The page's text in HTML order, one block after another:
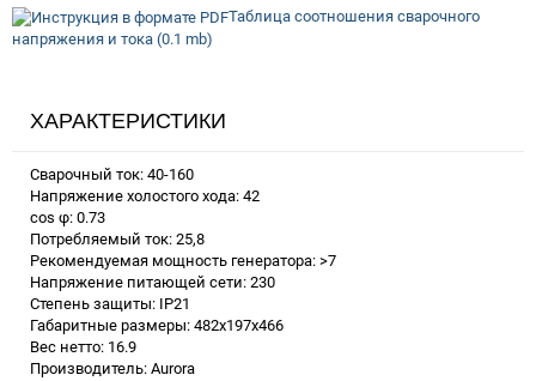
Таблица соотношения сварочного
напряжения и тока (0.1 mb)
ХАРАКТЕРИСТИКИ
Сварочный ток: 40-160
Напряжение холостого хода: 42
cos φ: 0.73
Потребляемый ток: 25,8
Рекомендуемая мощность генератора: >7
Напряжение питающей сети: 230
Степень защиты: IP21
Габаритные размеры: 482х197х466
Вес нетто: 16.9
Производитель: Aurora